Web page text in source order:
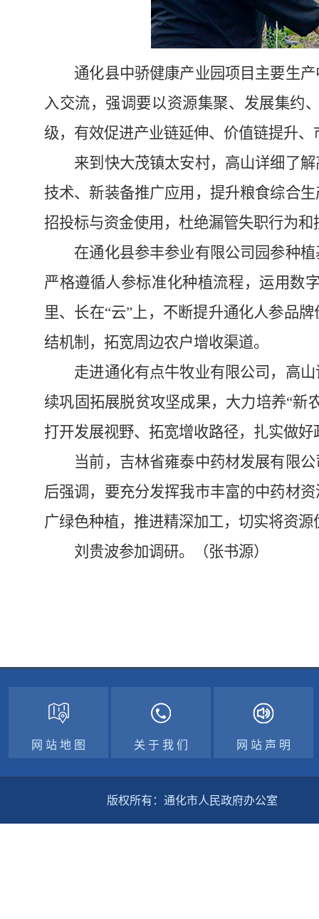
通化县中骄健康产业园项目主要生产
入交流，强调要以资源集聚、发展集约
级，有效促进产业链延伸、价值链提升
来到快大茂镇太安村，高山详细了解
技术、新装备推广应用，提升粮食综合
招投标与资金使用，杜绝漏管失职行为
在通化县参丰参业有限公司园参种植
严格遵循人参标准化种植流程，运用数
里、长在“云”上，不断提升通化人参品
结机制，拓宽周边农户增收渠道。
走进通化有点牛牧业有限公司，高山
续巩固拓展脱贫攻坚成果，大力培养“新
打开发展视野、拓宽增收路径，扎实做
当前，吉林省雍泰中药材发展有限公
后强调，要充分发挥我市丰富的中药材
广绿色种植，推进精深加工，切实将资
刘贵波参加调研。（张书源）
网 站 地 图 关 于 我 们 网 站 声 明
版权所有：通化市人民政府办公室